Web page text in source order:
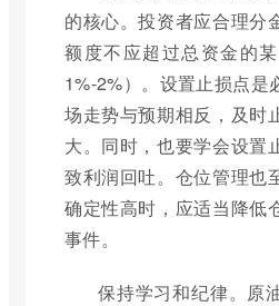
的核心。投资者应合理分
额度不应超过总资金的
1%-2%）。设置止损点是
场走势与预期相反，及时
大。同时，也要学会设置
致利润回吐。仓位管理也
确定性高时，应适当降低
事件。
保持学习和纪律。原